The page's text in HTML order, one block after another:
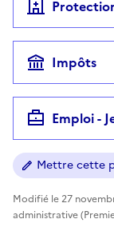
Impôts
Emploi -
Mettre cette
Modifié le 27
administrative